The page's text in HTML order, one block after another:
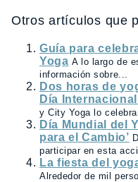
Otros artículos que
Guía para
Yoga A lo largo de
información sobre...
Dos horas de
Día
y City Yoga lo
Día Mundial del
para el Cambio’
participar en esta
La fiesta del
Alrededor de mil